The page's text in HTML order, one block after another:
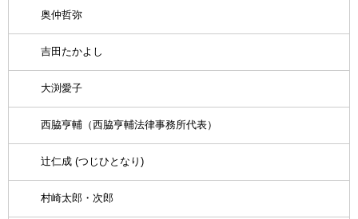
奥仲哲弥
吉田たかよし
大渕愛子
西脇亨輔（西脇亨輔法律事務所代表）
辻仁成 (つじひとなり)
村崎太郎・次郎